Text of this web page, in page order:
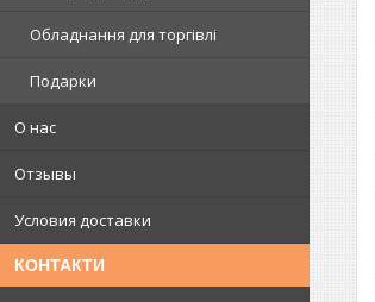
Обладнання для торгівлі
Подарки
О нас
Отзывы
Условия доставки
КОНТАКТИ